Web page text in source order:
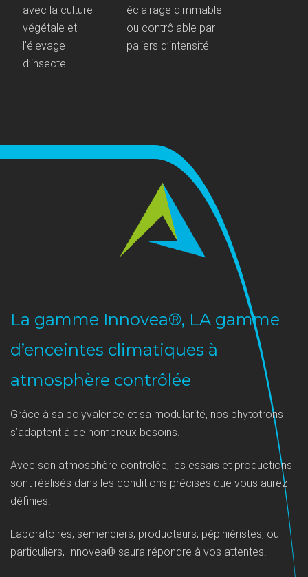
avec la culture
végétale et
l’élevage
d’insecte
éclairage dimmable
ou contrôlable par
paliers d’intensité
La gamme Innovea®, LA gamme
d’enceintes climatiques à
atmosphère contrôlée
Grâce à sa polyvalence et sa modularité, nos phytotrons
s’adaptent à de nombreux besoins.
Avec son atmosphère controlée, les essais et productions
sont réalisés dans les conditions précises que vous aurez
définies.
Laboratoires, semenciers, producteurs, pépiniéristes, ou
particuliers, Innovea® saura répondre à vos attentes.